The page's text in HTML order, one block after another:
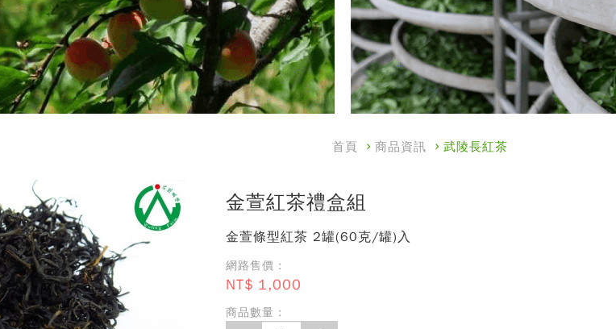
首頁 商品資訊 武陵長紅茶
金萱紅茶禮盒組
金萱條型紅茶 2罐(60克/罐)入
網路售價 :
NT$ 1,000
商品數量 :